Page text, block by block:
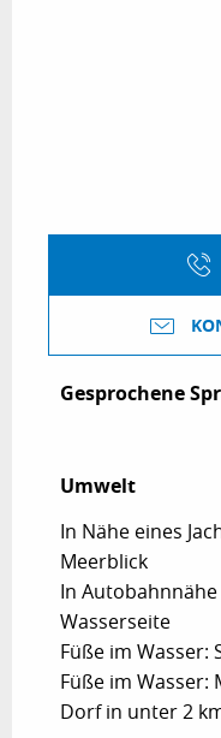
Gesprochene
Gesprochene
Umwelt
Umwelt
In Nähe eines
Meerblick
In Autobahnnähe
Wasserseite
Füße im Wasser:
Füße im Wasser:
Dorf in unter 2